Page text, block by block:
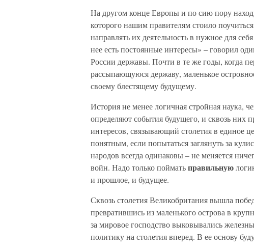
На другом конце Европы и по сию пору
которого нашим правителям стоило
направлять их деятельность в нужное для
нее есть постоянные интересы» – говорил
России державы. Почти в те же годы, когда
рассыпающуюся державу, маленькое
своему блестящему будущему.
История не менее логичная стройная
определяют события будущего, и сквозь них
интересов, связывающий столетия в единое
понятным, если попытаться заглянуть за
народов всегда одинаковы – не меняется
войн. Надо только пойматьправильную
и прошлое, и будущее.
Сквозь столетия Великобритания вышла
превратившись из маленького острова в
за мировое господство выковывались
политику на столетия вперед. В ее основу